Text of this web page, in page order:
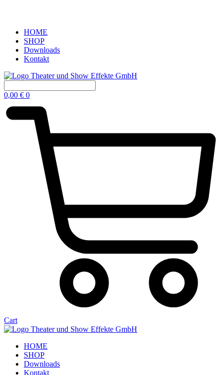
HOME
SHOP
Downloads
Kontakt
0,00 € 0
Cart
HOME
SHOP
Downloads
Kontakt